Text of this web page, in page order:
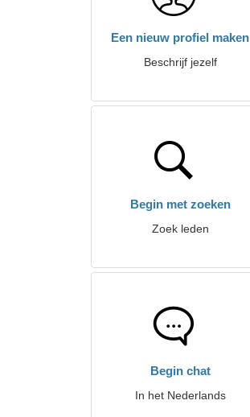
Een nieuw profiel maken
Beschrijf jezelf
Begin met zoeken
Zoek leden
Begin chat
In het Nederlands